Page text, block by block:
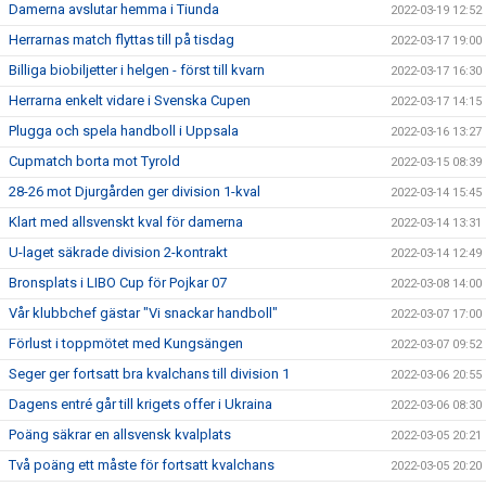
Damerna avslutar hemma i Tiunda 2022-03-19 12:52
Herrarnas match flyttas till på tisdag 2022-03-17 19:00
Billiga biobiljetter i helgen - först till kvarn 2022-03-17 16:30
Herrarna enkelt vidare i Svenska Cupen 2022-03-17 14:15
Plugga och spela handboll i Uppsala 2022-03-16 13:27
Cupmatch borta mot Tyrold 2022-03-15 08:39
28-26 mot Djurgården ger division 1-kval 2022-03-14 15:45
Klart med allsvenskt kval för damerna 2022-03-14 13:31
U-laget säkrade division 2-kontrakt 2022-03-14 12:49
Bronsplats i LIBO Cup för Pojkar 07 2022-03-08 14:00
Vår klubbchef gästar "Vi snackar handboll" 2022-03-07 17:00
Förlust i toppmötet med Kungsängen 2022-03-07 09:52
Seger ger fortsatt bra kvalchans till division 1 2022-03-06 20:55
Dagens entré går till krigets offer i Ukraina 2022-03-06 08:30
Poäng säkrar en allsvensk kvalplats 2022-03-05 20:21
Två poäng ett måste för fortsatt kvalchans 2022-03-05 20:20